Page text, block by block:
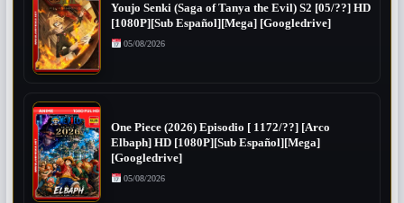
Youjo Senki (Saga of Tanya the Evil) S2 [05/??] HD
[1080P][Sub Español][Mega] [Googledrive]
05/08/2026
One Piece (2026) Episodio [ 1172/??] [Arco
Elbaph] HD [1080P][Sub Español][Mega]
[Googledrive]
05/08/2026